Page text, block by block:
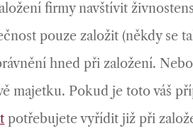
firmy navštívit
pouze založit (někdy se
hned při založení.
majetku. Pokud je toto váš
potřebujete vyřídit již při